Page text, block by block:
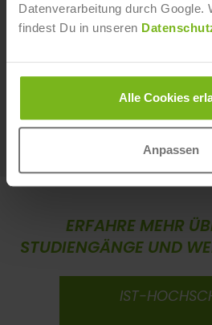
Datenverarbeitung durch Google.
findest Du in unseren
Alle Cookies
Anpassen
Mein Name ist Sabrina
und professionelle Freeskierin.
es für mich jedes Jahr ein
den Livestream zu verfolgen.
Weiterlesen
ERFAHRE MEHR
STUDIENGÄNGE UND
IST-